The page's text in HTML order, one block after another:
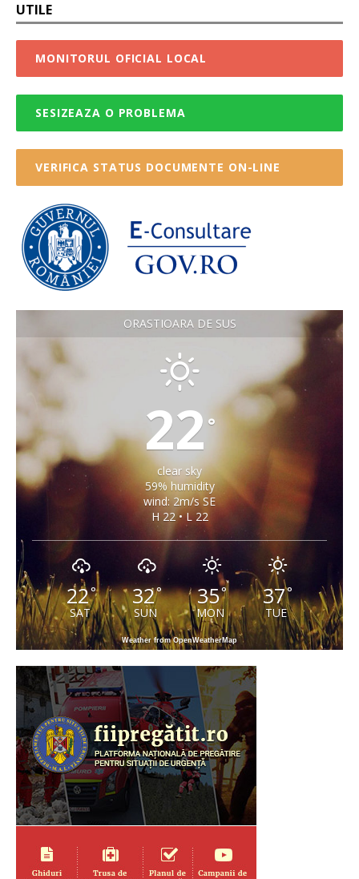
UTILE
MONITORUL OFICIAL LOCAL
SESIZEAZA O PROBLEMA
VERIFICA STATUS DOCUMENTE ON-LINE
ORASTIOARA DE SUS
22 °
clear sky
59% humidity
wind: 2m/s SE
H 22 • L 22
22°
SAT
32°
SUN
35°
MON
37°
TUE
Weather from OpenWeatherMap